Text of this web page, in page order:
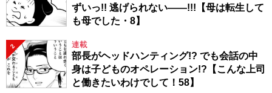
ずいっ!! 逃げられない――!!!【母は転生して
も母でした・8】
2 連載
部長がヘッドハンティング!? でも会話の中
身は子どものオペレーション!?【こんな上司
と働きたいわけでして！58】